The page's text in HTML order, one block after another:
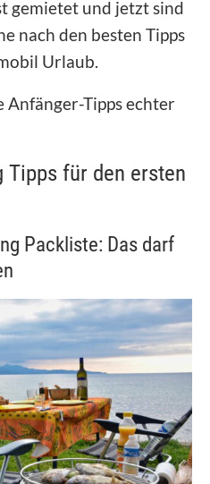
gemietet und jetzt sind
nach den besten Tipps
Urlaub.
Tipps echter
Tipps für den ersten
Packliste: Das darf